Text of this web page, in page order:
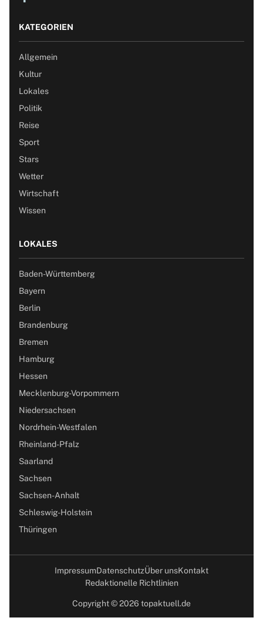
KATEGORIEN
Allgemein
Kultur
Lokales
Politik
Reise
Sport
Stars
Wetter
Wirtschaft
Wissen
LOKALES
Baden-Württemberg
Bayern
Berlin
Brandenburg
Bremen
Hamburg
Hessen
Mecklenburg-Vorpommern
Niedersachsen
Nordrhein-Westfalen
Rheinland-Pfalz
Saarland
Sachsen
Sachsen-Anhalt
Schleswig-Holstein
Thüringen
ImpressumDatenschutzÜber unsKontakt
Redaktionelle Richtlinien
Copyright © 2026 topaktuell.de